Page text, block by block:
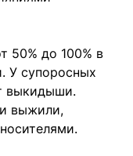
50% до 100% в
У супоросных
выкидыши.
выжили,